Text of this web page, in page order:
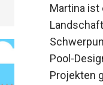
Martina ist
Pool-
Projekten